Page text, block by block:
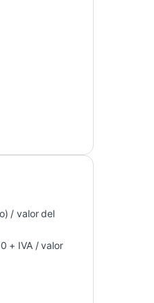
/ valor del
+ IVA / valor